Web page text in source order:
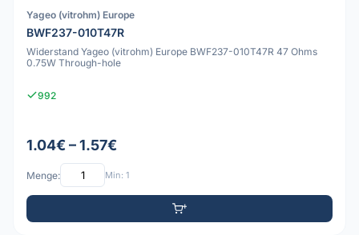
Yageo (vitrohm) Europe
BWF237-010T47R
Widerstand Yageo (vitrohm) Europe BWF237-010T47R 47 Ohms
0.75W Through-hole
992
1.04€ – 1.57€
Menge: Min: 1